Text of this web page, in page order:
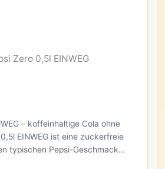
– koffeinhaltige Cola ohne
EINWEG ist eine zuckerfreie
typischen Pepsi-Geschmack